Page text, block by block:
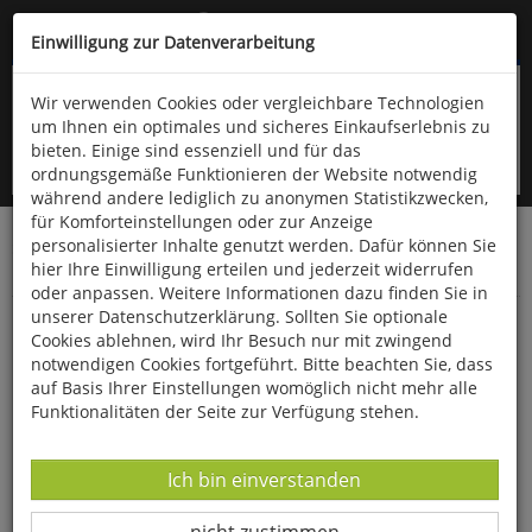
Kompletten Head der Seite überspringen
oder (06766) 9323-960
Startseite Bücher Downloads
Zeitschriften
Der Falke
Felsenlaubsänger
Einwilligung zur Datenverarbeitung
Wir verwenden Cookies oder vergleichbare Technologien
um Ihnen ein optimales und sicheres Einkaufserlebnis zu
bieten. Einige sind essenziell und für das
ordnungsgemäße Funktionieren der Website notwendig
während andere lediglich zu anonymen Statistikzwecken,
für Komforteinstellungen oder zur Anzeige
personalisierter Inhalte genutzt werden. Dafür können Sie
hier Ihre Einwilligung erteilen und jederzeit widerrufen
oder anpassen. Weitere Informationen dazu finden Sie in
unserer Datenschutzerklärung. Sollten Sie optionale
Cookies ablehnen, wird Ihr Besuch nur mit zwingend
notwendigen Cookies fortgeführt. Bitte beachten Sie, dass
auf Basis Ihrer Einstellungen womöglich nicht mehr alle
Funktionalitäten der Seite zur Verfügung stehen.
Datenverarbeitung -
Ich bin einverstanden